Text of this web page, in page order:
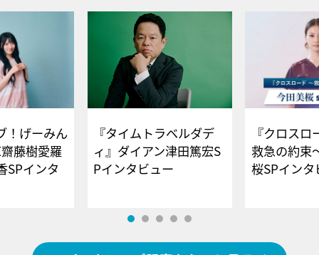
！げーみん
藤樹愛羅
SPインタ
『タイムトラベルダデ
ィ』ダイアン津田篤宏S
Pインタビュー
『クロス
救急の約束
桜SPイ